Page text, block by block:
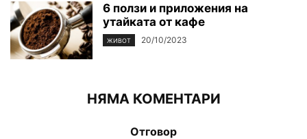
6 ползи и приложения на
утайката от кафе
ЖИВОТ 20/10/2023
НЯМА КОМЕНТАРИ
Отговор